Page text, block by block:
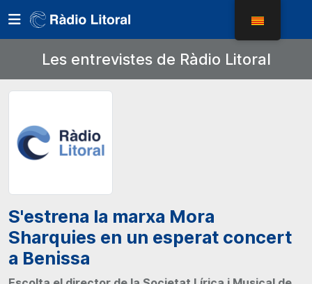
Les entrevistes de Ràdio Litoral
S'estrena la marxa Mora
Sharquies en un esperat concert
a Benissa